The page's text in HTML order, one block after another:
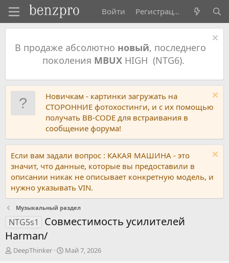
Войти Регистрация
В продаже абсолютно новый, последнего
поколения MBUXHIGH (NTG6).
Новичкам - картинки загружать на
СТОРОННИЕ фотохостинги, и с их помощью
получать BB-CODE для встраивания в
сообщение форума!
Если вам задали вопрос : КАКАЯ МАШИНА - это
значит, что данные, которые вы предоставили в
описании никак не описывает конкретную модель, и
нужно указывать VIN.
Музыкальный раздел
NTG5s1
Совместимость усилителей
Harman/
А
DeepThinker
Д
Май 7, 2026